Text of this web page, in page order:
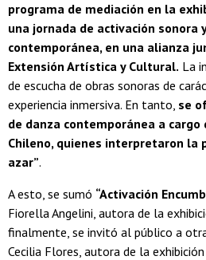
programa de mediación en la
una jornada de activación sonora
contemporánea, en una alianza
Extensión Artística y Cultural. La
de escucha de obras sonoras de
experiencia inmersiva. En tanto, se
de danza contemporánea a
Chileno, quienes interpretaron la
azar”.
A esto, se sumó “Activación
Fiorella Angelini, autora de la
finalmente, se invitó al público a
Cecilia Flores, autora de la